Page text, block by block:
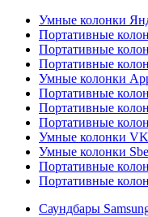
Умные колонки
Портативные
Портативные
Портативные
Умные колонки
Портативные
Портативные
Портативные
Умные колонки
Умные колонки
Портативные
Портативные
Саундбары